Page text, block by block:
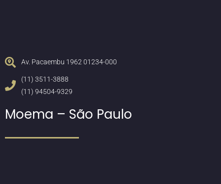
Av. Pacaembu 1962 01234-000
(11) 3511-3888
(11) 94504-9329
Moema – São Paulo